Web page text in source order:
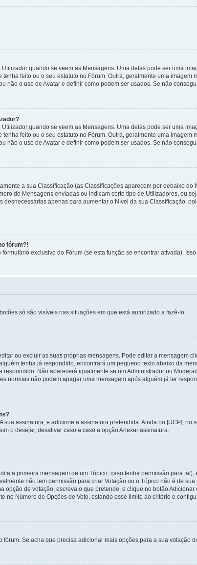
quando se veem as Mensagens. Uma delas pode ser uma
feito ou o seu estatuto no Fórum. Outra, geralmente uma imagem
não o uso de Avatar e definir como podem ser usados. Se não
quando se veem as Mensagens. Uma delas pode ser uma
feito ou o seu estatuto no Fórum. Outra, geralmente uma imagem
não o uso de Avatar e definir como podem ser usados. Se não
a sua Classificação (as Classificações aparecem por debaixo
de Mensagens enviadas ou indicam certo tipo de Utilizadores, ou
desnecessárias apenas para aumentar o Nível da sua Classificação,
fórum?!
exclusivo do Fórum (se esta função se encontrar ativada).
só são visíveis nas situações em que está autorizado a fazê-lo.
ou excluir as suas próprias mensagens. Pode editar a mensagem
tenha já respondido, encontrará um pequeno texto abaixo da
Não aparecerá igualmente se um Administrador ou
normais não podem apagar uma mensagem após alguém já ter
assinatura, e adicione a assinatura pretendida. Ainda no [UCP],
o desejar, desativar caso a caso a opção Anexar assinatura.
a primeira mensagem de um Tópico, caso tenha permissão para
não tem permissão para criar Votação ou o Tópico não é de
opção de votação, escreva o que pretende, e clique no botão
no Número de Opções de Voto, estando esse limite ao critério e
Se acha que precisa adicionar mais opções para a sua votação